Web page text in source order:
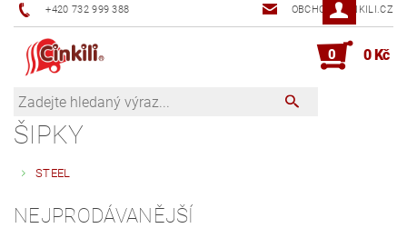
+420 732 999 388 OBCHOD@CINKILI.CZ
0 0 Kč
ŠIPKY
STEEL
NEJPRODÁVANĚJŠÍ